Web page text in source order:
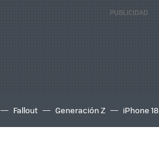
Fallout Generación Z iPhone 18